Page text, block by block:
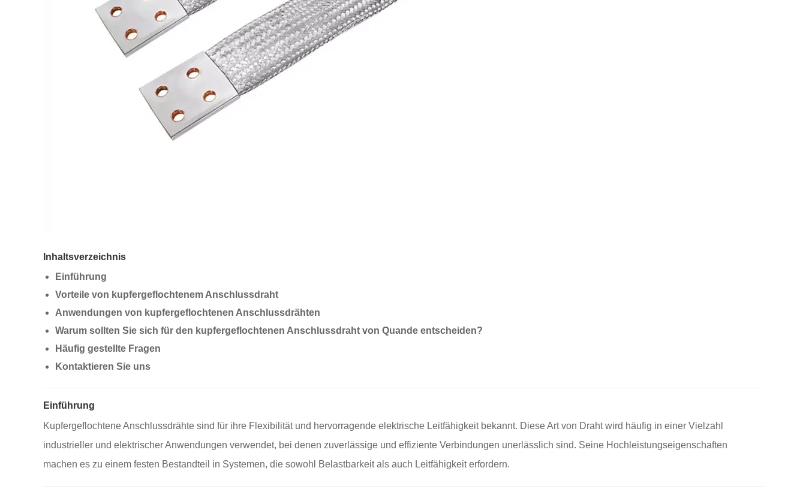
Inhaltsverzeichnis
Einführung
Vorteile von kupfergeflochtenem Anschlussdraht
Anwendungen von kupfergeflochtenen Anschlussdrähten
Warum sollten Sie sich für den kupfergeflochtenen Anschlussdraht von Quande entscheiden?
Häufig gestellte Fragen
Kontaktieren Sie uns
Einführung
Kupfergeflochtene Anschlussdrähte sind für ihre Flexibilität und hervorragende elektrische Leitfähigkeit bekannt. Diese Art von Draht wird häufig in einer Vielzahl
industrieller und elektrischer Anwendungen verwendet, bei denen zuverlässige und effiziente Verbindungen unerlässlich sind. Seine Hochleistungseigenschaften
machen es zu einem festen Bestandteil in Systemen, die sowohl Belastbarkeit als auch Leitfähigkeit erfordern.